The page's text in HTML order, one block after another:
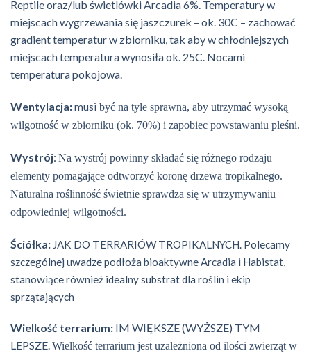
Reptile oraz/lub świetlówki Arcadia 6%. Temperatury w
miejscach wygrzewania się jaszczurek – ok. 30C – zachować
gradient temperatur w zbiorniku, tak aby w chłodniejszych
miejscach temperatura wynosiła ok. 25C. Nocami
temperatura pokojowa.
Wentylacja:musi być na tyle sprawna, aby utrzymać wysoką
wilgotność w zbiorniku (ok. 70%) i zapobiec powstawaniu pleśni.
Wystrój: Na wystrój powinny składać się różnego rodzaju
elementy pomagające odtworzyć koronę drzewa tropikalnego.
Naturalna roślinność świetnie sprawdza się w utrzymywaniu
odpowiedniej wilgotności.
Ściółka: JAK DO TERRARIÓW TROPIKALNYCH. Polecamy
szczególnej uwadze podłoża bioaktywne Arcadia i Habistat,
stanowiące również idealny substrat dla roślin i ekip
sprzątających
Wielkość terrarium: IM WIĘKSZE (WYŻSZE) TYM
LEPSZE.Wielkość terrarium jest uzależniona od ilości zwierząt w